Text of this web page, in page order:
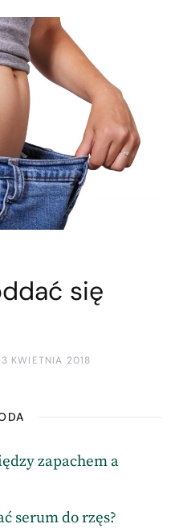
się
3 KWIETNIA 2018
zapachem a
serum do rzęs?